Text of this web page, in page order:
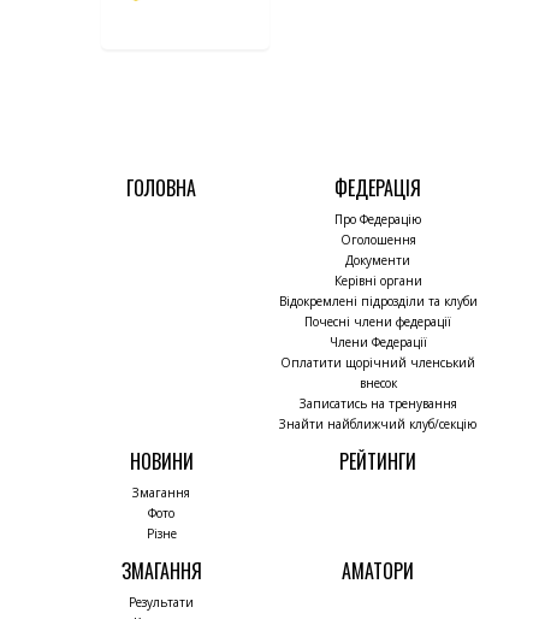
ГОЛОВНА ФЕДЕРАЦІЯ
Про Федерацію
Оголошення
Документи
Керівні органи
Відокремлені підрозділи та клуби
Почесні члени федерації
Члени Федерації
Оплатити щорічний членський
внесок
Записатись на тренування
Знайти найближчий клуб/секцію
НОВИНИ
Змагання
Фото
Різне
РЕЙТИНГИ
ЗМАГАННЯ
Результати
АМАТОРИ